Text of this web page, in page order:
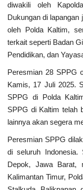
diwakili oleh
Dukungan di
oleh Polda Kaltim,
terkait seperti Badan
Pendidikan, dan
Peresmian 28 SPPG
Kamis, 17 Juli 2025.
SPPG di Polda
SPPG di Kaltim telah
lainnya akan segera
Peresmian SPPG
di seluruh Indonesia.
Depok, Jawa Barat,
Kalimantan Timur,